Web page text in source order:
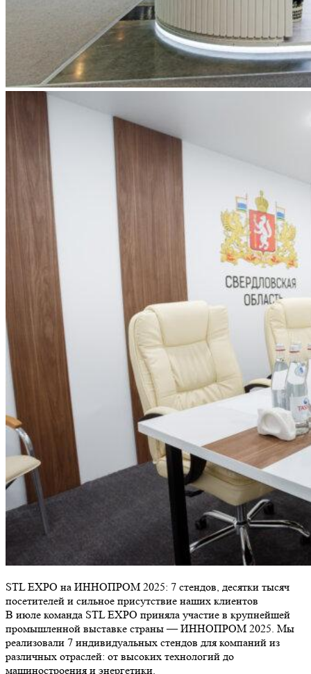
STL EXPO на ИННОПРОМ 2025: 7 стендов, десятки тысяч
посетителей и сильное присутствие наших клиентов
В июле команда STL EXPO приняла участие в крупнейшей
промышленной выставке страны — ИННОПРОМ 2025. Мы
реализовали 7 индивидуальных стендов для компаний из
различных отраслей: от высоких технологий до
машиностроения и энергетики.